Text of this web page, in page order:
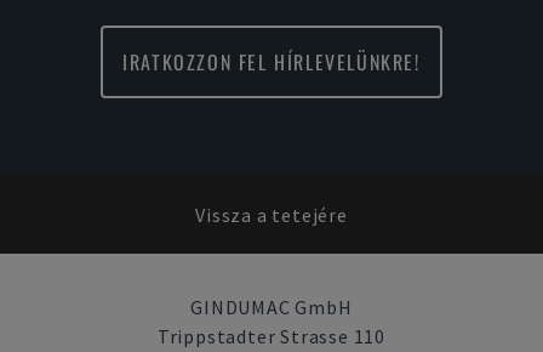
IRATKOZZON FEL HÍRLEVELÜNKRE!
Vissza a tetejére
GINDUMAC GmbH
Trippstadter Strasse 110